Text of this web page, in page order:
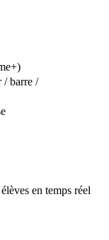
/ barre /
en temps réel